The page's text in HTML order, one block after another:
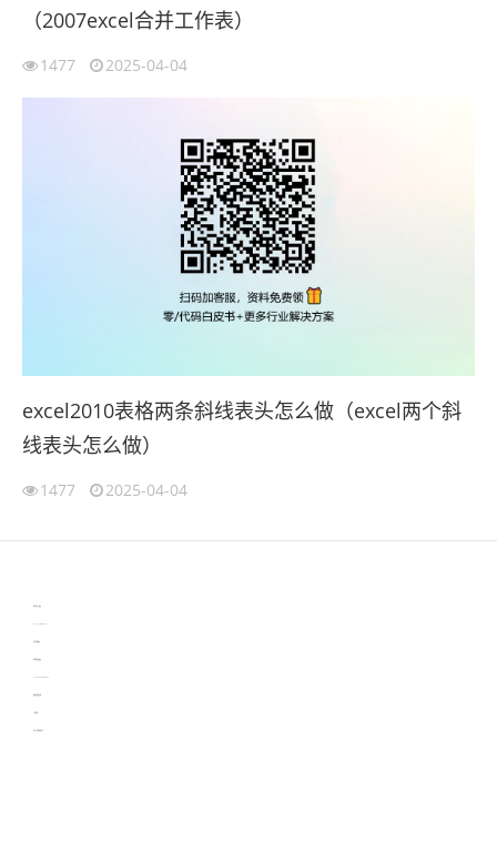
（2007excel合并工作表）
1477 2025-04-04
excel2010表格两条斜线表头怎么做（excel两个斜
线表头怎么做）
1477 2025-04-04